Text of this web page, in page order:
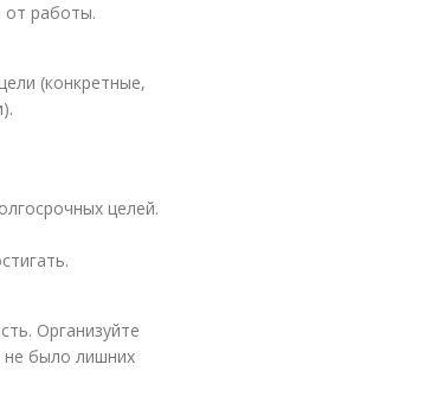
от работы.
(конкретные,
целей.
Организуйте
было лишних